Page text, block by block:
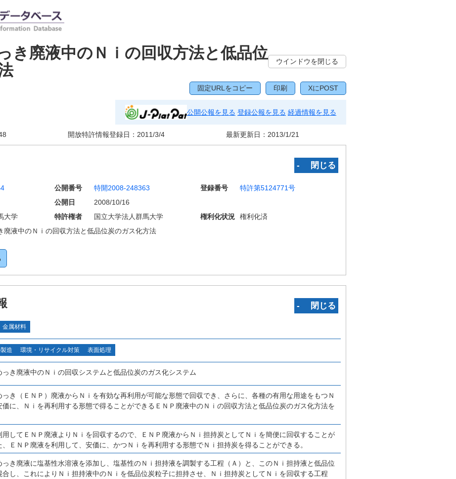
き廃液中のＮｉの回収方法と低品位
ウインドウを閉じる
固定URLをコピー 印刷 XにPOST
公開公報を見る 登録公報を見る 経過情報を見る
開放特許情報登録日： 2011/3/4 最新更新日： 2013/1/21
‐ 閉じる
公開番号 特開2008-248363 登録番号
特許第5124771号
公開日
2008/10/16
大学 特許権者 国立大学法人群馬大学 権利化状況
権利化済
廃液中のＮｉの回収方法と低品位炭のガス化方法
‐ 閉じる
金属材料
造 環境・リサイクル対策 表面処理
っき廃液中のＮｉの回収システムと低品位炭のガス化システム
っき（ＥＮＰ）廃液からＮｉを有効な再利用が可能な形態で回収でき、さらに、各種の有用な用途をもつＮ
価に、Ｎｉを再利用する形態で得ることができるＥＮＰ廃液中のＮｉの回収方法と低品位炭のガス化方法を
用してＥＮＰ廃液よりＮｉを回収するので、ＥＮＰ廃液からＮｉ担持炭としてＮｉを簡便に回収することが
、ＥＮＰ廃液を利用して、安価に、かつＮｉを再利用する形態でＮｉ担持炭を得ることができる。
っき廃液に塩基性水溶液を添加し、塩基性のＮｉ担持液を調製する工程（Ａ）と、このＮｉ担持液と低品位
合し、これによりＮｉ担持液中のＮｉを低品位炭粒子に担持させ、Ｎｉ担持炭としてＮｉを回収する工程